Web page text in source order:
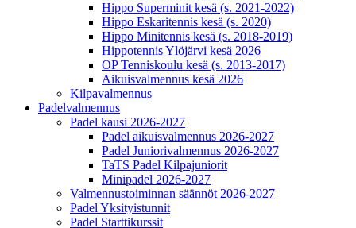
Hippo Superminit kesä (s. 2021-2022)
Hippo Eskaritennis kesä (s. 2020)
Hippo Minitennis kesä (s. 2018-2019)
Hippotennis Ylöjärvi kesä 2026
OP Tenniskoulu kesä (s. 2013-2017)
Aikuisvalmennus kesä 2026
Kilpavalmennus
Padelvalmennus
Padel kausi 2026-2027
Padel aikuisvalmennus 2026-2027
Padel Juniorivalmennus 2026-2027
TaTS Padel Kilpajuniorit
Minipadel 2026-2027
Valmennustoiminnan säännöt 2026-2027
Padel Yksityistunnit
Padel Starttikurssit